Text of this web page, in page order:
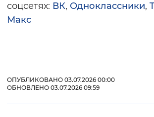
соцсетях: ВК, Одноклассники,
Макс
ОПУБЛИКОВАНО 03.07.2026 00:00
ОБНОВЛЕНО 03.07.2026 09:59